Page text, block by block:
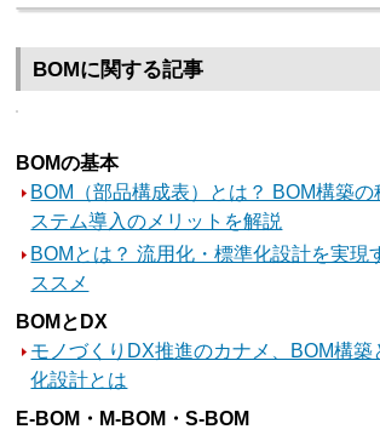
BOMに関する記事
BOMの基本
BOM（部品構成表）とは？ BOM構築
ステム導入のメリットを解説
BOMとは？ 流用化・標準化設計を実現
ススメ
BOMとDX
モノづくりDX推進のカナメ、BOM構築
化設計とは
E-BOM・M-BOM・S-BOM